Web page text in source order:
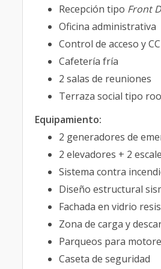
Recepción tipo Front
Oficina administrativa
Control de acceso y
Cafetería fría
2 salas de reuniones
Terraza social tipo
Equipamiento:
2 generadores de
2 elevadores + 2
Sistema contra
Diseño estructural
Fachada en vidrio
Zona de carga y
Parqueos para
Caseta de seguridad